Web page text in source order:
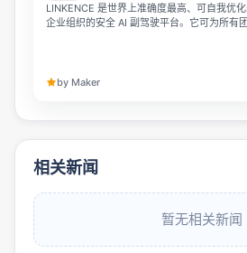
LINKENCE 是世界上准确度最高、可自我优
企业组织的安全 AI 副驾驶平台。它可为所有
by Maker
相关新闻
暂无相关新闻